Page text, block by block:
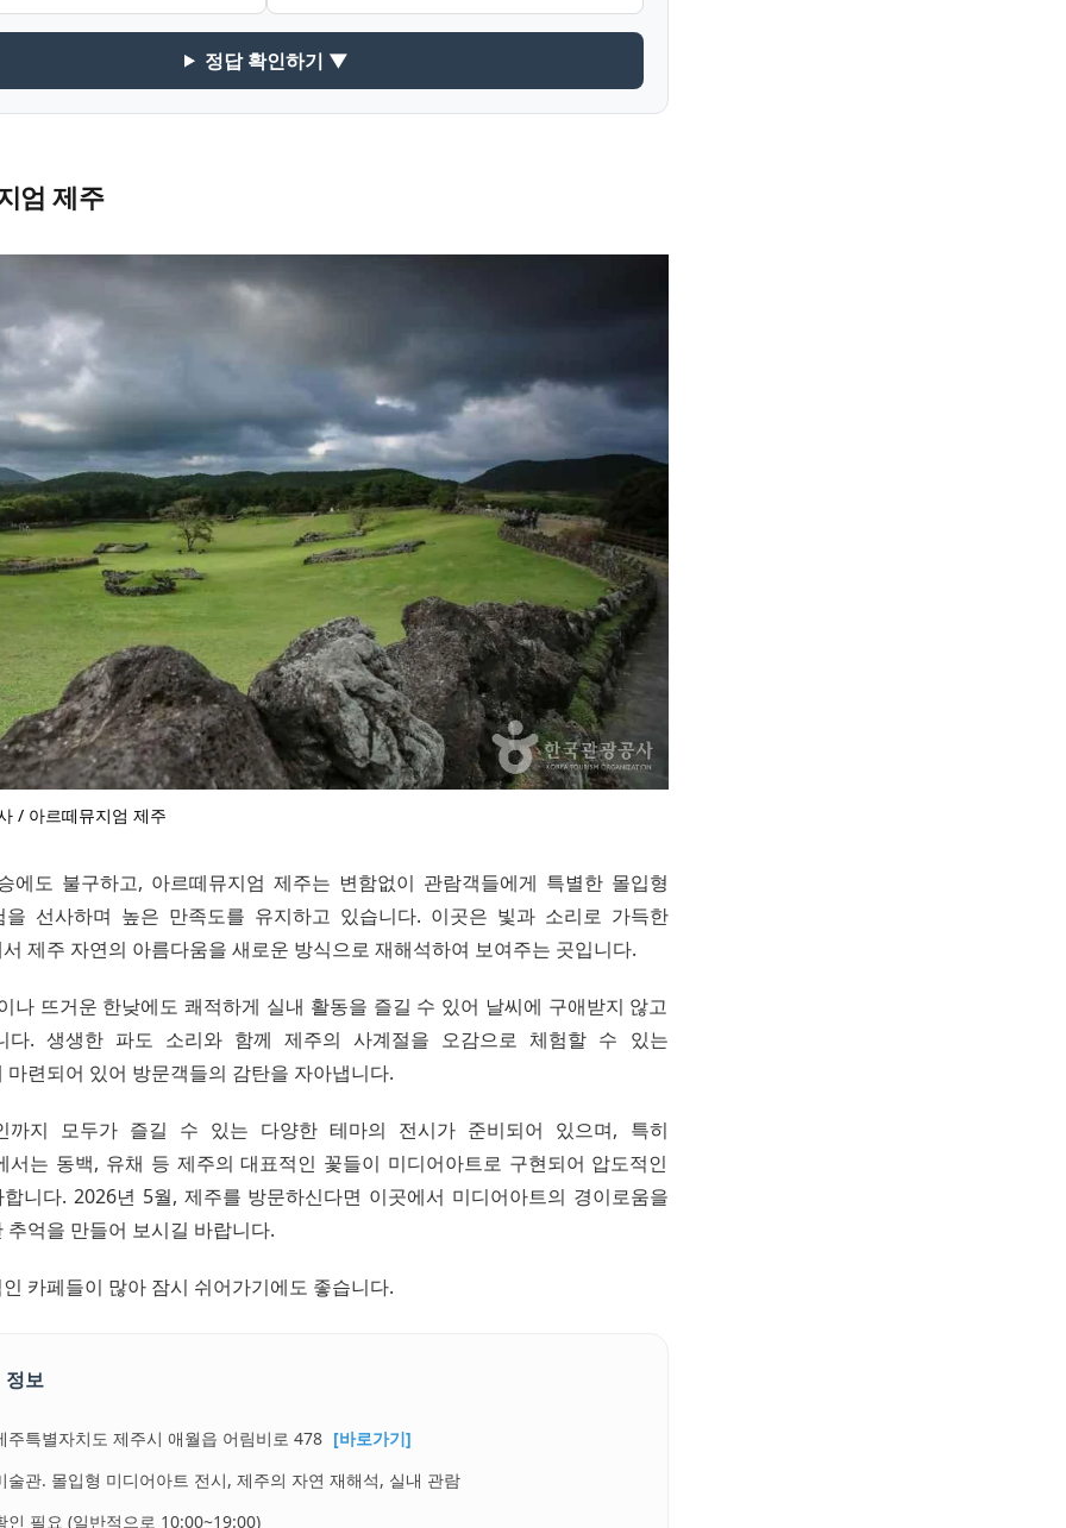
정답 확인하기 ▼
엄 제주
/ 아르떼뮤지엄 제주
에도 불구하고, 아르떼뮤지엄 제주는 변함없이 관람객들에게 특별한 몰입형
을 선사하며 높은 만족도를 유지하고 있습니다. 이곳은 빛과 소리로 가득한
제주 자연의 아름다움을 새로운 방식으로 재해석하여 보여주는 곳입니다.
나 뜨거운 한낮에도 쾌적하게 실내 활동을 즐길 수 있어 날씨에 구애받지 않고
다. 생생한 파도 소리와 함께 제주의 사계절을 오감으로 체험할 수 있는
마련되어 있어 방문객들의 감탄을 자아냅니다.
까지 모두가 즐길 수 있는 다양한 테마의 전시가 준비되어 있으며, 특히
에서는 동백, 유채 등 제주의 대표적인 꽃들이 미디어아트로 구현되어 압도적인
니다. 2026년 5월, 제주를 방문하신다면 이곳에서 미디어아트의 경이로움을
억을 만들어 보시길 바랍니다.
카페들이 많아 잠시 쉬어가기에도 좋습니다.
정보
주특별자치도 제주시 애월읍 어림비로 478 [바로가기]
술관. 몰입형 미디어아트 전시, 제주의 자연 재해석, 실내 관람
인 필요 (일반적으로 10:00~19:00)